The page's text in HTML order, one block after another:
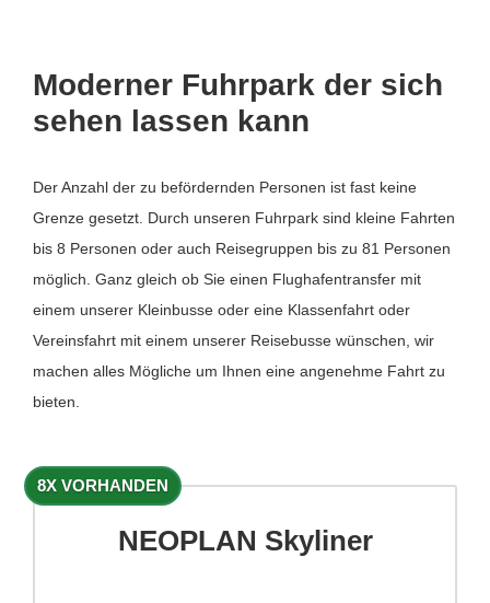
Moderner Fuhrpark der sich
sehen lassen kann
Der Anzahl der zu befördernden Personen ist fast keine
Grenze gesetzt. Durch unseren Fuhrpark sind kleine Fahrten
bis 8 Personen oder auch Reisegruppen bis zu 81 Personen
möglich. Ganz gleich ob Sie einen Flughafentransfer mit
einem unserer Kleinbusse oder eine Klassenfahrt oder
Vereinsfahrt mit einem unserer Reisebusse wünschen, wir
machen alles Mögliche um Ihnen eine angenehme Fahrt zu
bieten.
8X VORHANDEN
NEOPLAN Skyliner